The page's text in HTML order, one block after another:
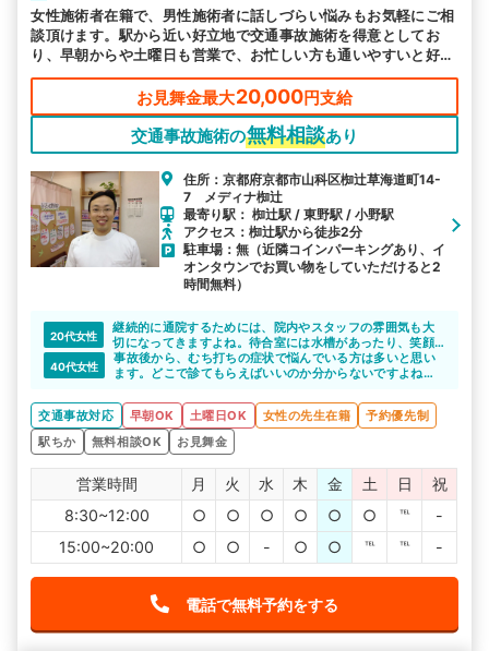
女性施術者在籍で、男性施術者に話しづらい悩みもお気軽にご相
談頂けます。駅から近い好立地で交通事故施術を得意としてお
り、早朝からや土曜日も営業で、お忙しい方も通いやすいと好評
です。
お見舞金最大20,000円支給
交通事故施術の無料相談あり
住所：京都府京都市山科区椥辻草海道町14-
7 メディナ椥辻
最寄り駅： 椥辻駅 / 東野駅 / 小野駅
アクセス：椥辻駅から徒歩2分
駐車場：無（近隣コインパーキングあり、イ
オンタウンでお買い物をしていただけると2
時間無料）
20代女性
継続的に通院するためには、院内やスタッフの雰囲気も大
切になってきますよね。待合室には水槽があったり、笑顔
の絶えないスタッフが迎えてくれるのでリラックスして施
術を受けられると思います。
40代女性
事故後から、むち打ちの症状で悩んでいる方は多いと思い
ます。どこで診てもらえばいいのか分からないですよね。
ので安心して通院できると思います。椥辻駅から徒歩1分な
ので楽に通えますね。
交通事故対応 早朝OK 土曜日OK 女性の先生在籍
予約優先制
駅ちか
無料相談OK お見舞金
営業時間 月 火 水 木 金 土 日
祝
8:30~12:00
○ ○ ○ ○ ○ ○ ℡
-
15:00~20:00
○ ○ - ○ ○ ℡ ℡ -
電話で無料予約をする